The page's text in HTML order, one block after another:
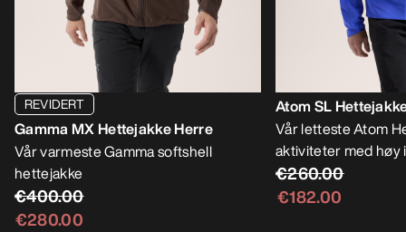
REVIDERT
Gamma MX Hettejakke Herre
Vår varmeste Gamma softshell
hettejakke
€400.00
€280.00
Atom SL
Vår letteste Atom
aktiviteter med høy
€260.00
€182.00